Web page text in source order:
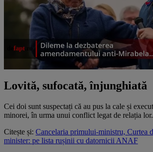
Lovită, sufocată, înjunghiată
Cei doi sunt suspectați că au pus la cale și
minorei, în urma unui conflict legat de relația lor.
Citește și: Cancelaria primului-ministru, Curtea
minister: pe lista rușinii cu datornicii ANAF